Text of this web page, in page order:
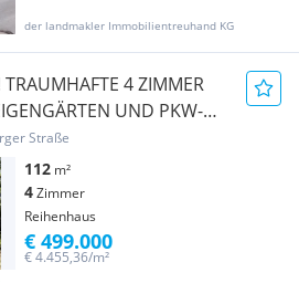
der landmakler Immobilientreuhand KG
TRAUMHAFTE 4 ZIMMER
UND PKW-
Straße
112 m²
4Zimmer
Reihenhaus
€ 4.455,36/m²
€ 499.000